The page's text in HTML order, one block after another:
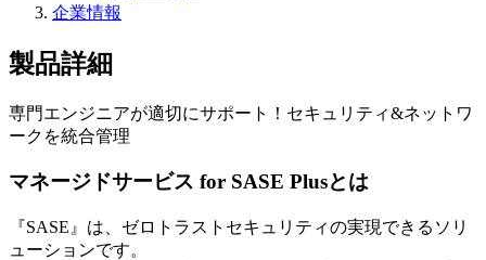
企業情報
製品詳細
専門エンジニアが適切にサポート！セキュリティ&ネットワ
ークを統合管理
マネージドサービス for SASE Plusとは
『SASE』は、ゼロトラストセキュリティの実現できるソリ
ューションです。